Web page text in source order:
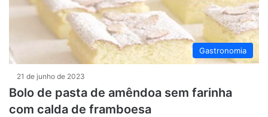
Gastronomia
21 de junho de 2023
Bolo de pasta de amêndoa sem farinha
com calda de framboesa